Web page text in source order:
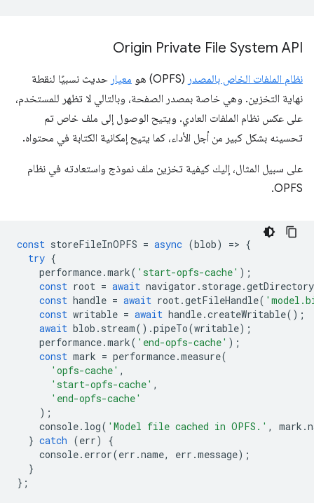
Origin Private File System API
نظام الملفات الخاص بالمصدر (OPFS) هو معيار حديث نسبيًا لنقطة
نهاية التخزين. وهي خاصة بمصدر الصفحة، وبالتالي لا تظهر للمستخدم،
على عكس نظام الملفات العادي. ويتيح الوصول إلى ملف خاص تم
تحسينه بشكل كبير من أجل الأداء، كما يتيح إمكانية الكتابة في محتواه.
على سبيل المثال، إليك كيفية تخزين ملف نموذج واستعادته في نظام
OPFS.
const storeFileInOPFS = async (blob) => {
try {
performance.mark( 'start-opfs-cache' );
const root = await navigator . storage.getDirectory
const handle = await root.getFileHandle(
const writable = await handle.createWritable();
await blob . stream().pipeTo(writable);
performance.mark( 'end-opfs-cache' );
const mark = performance.measure(
'opfs-cache' ,
'start-opfs-cache' ,
'end-opfs-cache'
);
console. log( 'Model file cached in OPFS.' , mark .
} catch (err)
{
console. error(err .name, err .message);
}
};